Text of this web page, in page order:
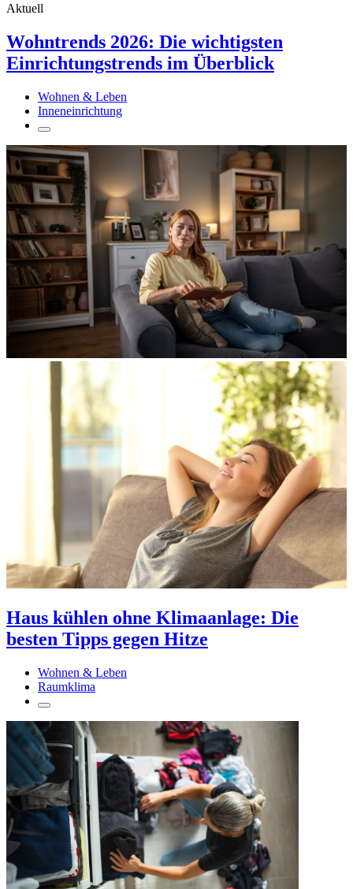
Aktuell
Wohntrends 2026: Die wichtigsten
Einrichtungstrends im Überblick
Wohnen & Leben
Inneneinrichtung
Haus kühlen ohne Klimaanlage: Die
besten Tipps gegen Hitze
Wohnen & Leben
Raumklima